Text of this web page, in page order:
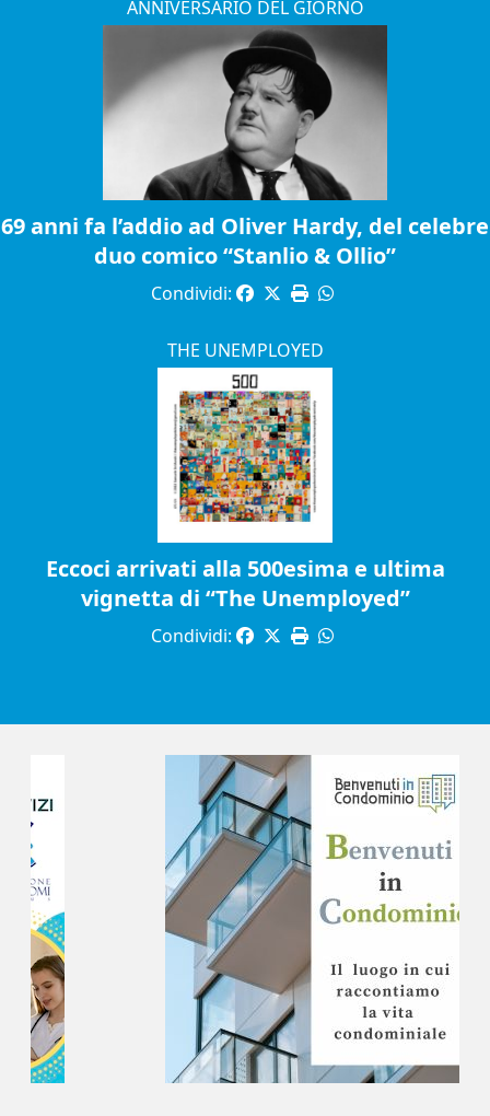
ANNIVERSARIO DEL GIORNO
69 anni fa l’addio ad Oliver Hardy, del celebre
duo comico “Stanlio & Ollio”
Condividi:
THE UNEMPLOYED
Eccoci arrivati alla 500esima e ultima
vignetta di “The Unemployed”
Condividi: